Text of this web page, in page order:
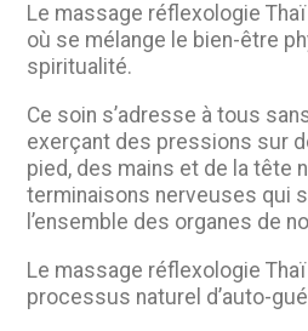
Le massage réflexologie
où se mélange le bien-être
spiritualité.
Ce soin s’adresse à tous
exerçant des pressions sur
pied, des mains et de la tête
terminaisons nerveuses qui
l’ensemble des organes de
Le massage réflexologie
processus naturel d’auto-